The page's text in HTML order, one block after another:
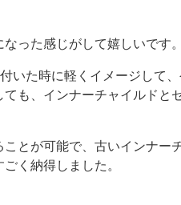
った感じがして嬉しいです。
いた時に軽くイメージして
も、インナーチャイルドと
とが可能で、古いインナー
く納得しました。